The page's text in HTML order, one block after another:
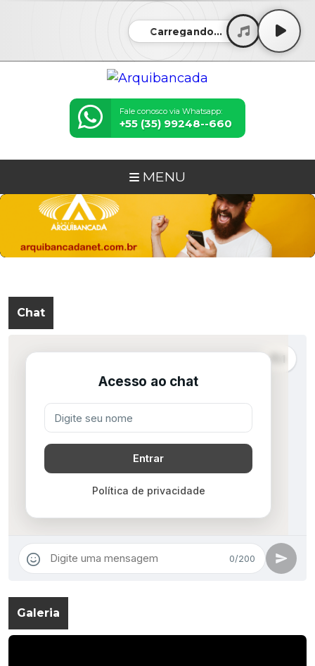
Carregando...
Fale conosco via Whatsapp:
+55 (35) 99248--660
MENU
Chat
Galeria